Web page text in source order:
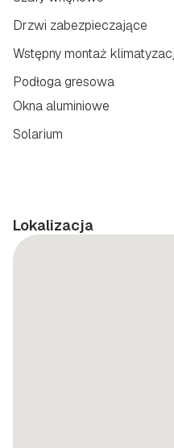
Solarium
Drzwi zabezpieczające
Wstępny montaż klimatyzacji
Podłoga gresowa
Okna aluminiowe
Lokalizacja